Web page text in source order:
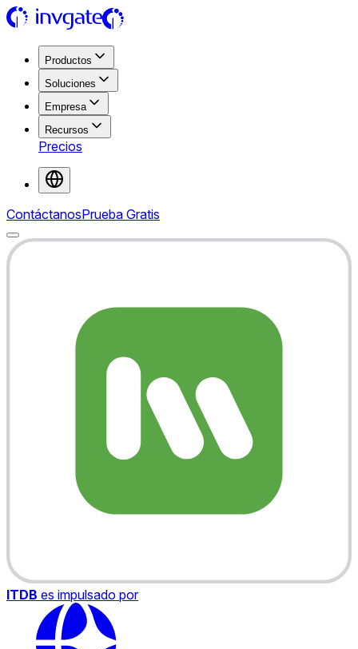
Productos
Soluciones
Empresa
Recursos
Precios
ContáctanosPrueba Gratis
ITDB es impulsado por